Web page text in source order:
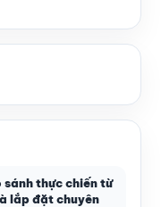
thực chiến từ
lắp đặt chuyên